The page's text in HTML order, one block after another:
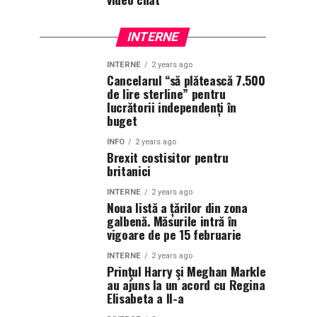
INTERNE
INTERNE 2 years ago
Cancelarul “să plătească 7.500
de lire sterline” pentru
lucrătorii independenți în
buget
INFO 2 years ago
Brexit costisitor pentru
britanici
INTERNE 2 years ago
Noua listă a țărilor din zona
galbenă. Măsurile intră în
vigoare de pe 15 februarie
INTERNE 2 years ago
Prinţul Harry şi Meghan Markle
au ajuns la un acord cu Regina
Elisabeta a II-a